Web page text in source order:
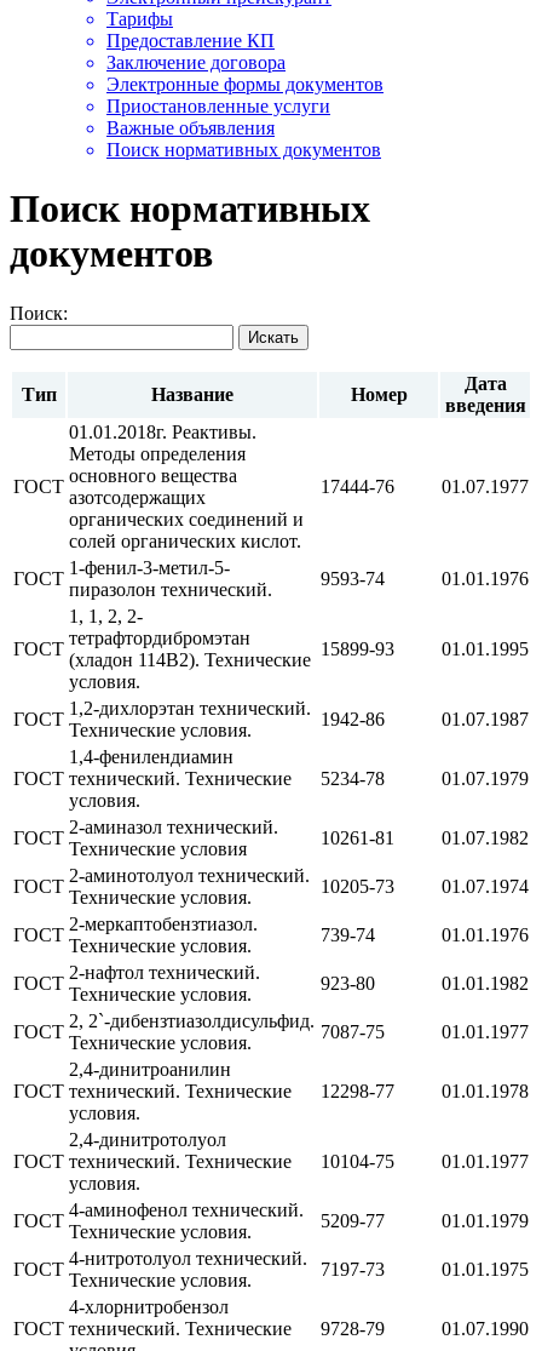
Тарифы
Предоставление КП
Заключение договора
Электронные формы документов
Приостановленные услуги
Важные объявления
Поиск нормативных документов
Поиск нормативных
документов
Поиск:
Искать
Тип Название Номер
Дата
введения
ГОСТ
01.01.2018г. Реактивы.
Методы определения
основного вещества
азотсодержащих
органических соединений и
солей органических кислот.
17444-76 01.07.1977
ГОСТ
1-фенил-3-метил-5-
пиразолон технический.
9593-74 01.01.1976
ГОСТ
1, 1, 2, 2-
тетрафтордибромэтан
(хладон 114В2). Технические
условия.
15899-93 01.01.1995
ГОСТ
1,2-дихлорэтан технический.
Технические условия.
1942-86 01.07.1987
ГОСТ
1,4-фенилендиамин
технический. Технические
условия.
5234-78 01.07.1979
ГОСТ
2-аминазол технический.
Технические условия
10261-81 01.07.1982
ГОСТ
2-аминотолуол технический.
Технические условия.
10205-73 01.07.1974
ГОСТ
2-меркаптобензтиазол.
Технические условия.
739-74 01.01.1976
ГОСТ
2-нафтол технический.
Технические условия.
923-80 01.01.1982
ГОСТ
2, 2`-дибензтиазолдисульфид.
Технические условия.
7087-75 01.01.1977
ГОСТ
2,4-динитроанилин
технический. Технические
условия.
12298-77 01.01.1978
ГОСТ
2,4-динитротолуол
технический. Технические
условия.
10104-75 01.01.1977
ГОСТ
4-аминофенол технический.
Технические условия.
5209-77 01.01.1979
ГОСТ
4-нитротолуол технический.
Технические условия.
7197-73 01.01.1975
ГОСТ
4-хлорнитробензол
технический. Технические
9728-79 01.07.1990